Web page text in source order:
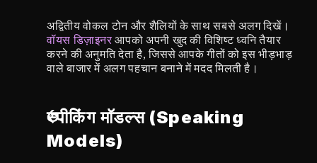
वॉयस डिज़ाइनर आपको अपनी खुद की विशिष्ट ध्वनि तैयार
करने की अनुमति देता है, जिससे आपके गीतों को इस भीड़भाड़
वाले बाजार में अलग पहचान बनाने में मदद मिलती है।
स्पीकिंग मॉडल्स (Speaking
Models)